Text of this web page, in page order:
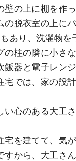
の上に棚を作っ
脱衣室の上に
あり、洗濯物を
の柱の隣に小さ
飯器と電子レン
宅では、家の設
い心のある大工
宅を建てて、気
すから、大工さ